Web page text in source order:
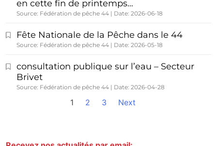
en cette fin de printemps…
Source: Fédération de pêche 44 Date: 2026-06-18
Fête Nationale de la Pêche dans le 44
Source: Fédération de pêche 44 Date: 2026-05-18
consultation publique sur l’eau – Secteur
Brivet
Source: Fédération de pêche 44 Date: 2026-04-28
1 2 3 Next